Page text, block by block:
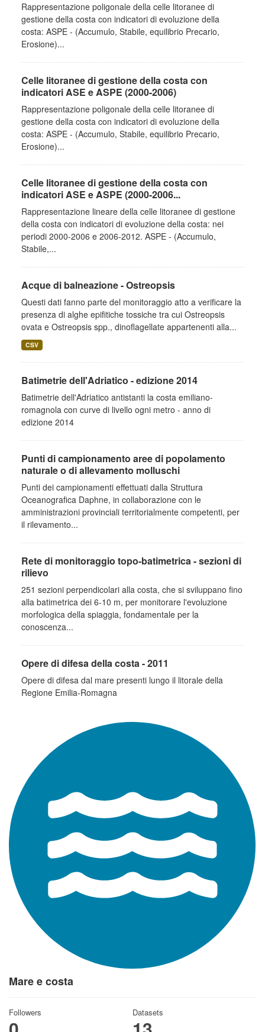
Mare e costa
Followers Datasets
Rappresentazione poligonale della celle litoranee di
gestione della costa con indicatori di evoluzione della
costa: ASPE - (Accumulo, Stabile, equilibrio Precario,
Erosione)...
Celle litoranee di gestione della costa con
indicatori ASE e ASPE (2000-2006)
Rappresentazione poligonale della celle litoranee di
gestione della costa con indicatori di evoluzione della
costa: ASPE - (Accumulo, Stabile, equilibrio Precario,
Erosione)...
Celle litoranee di gestione della costa con
indicatori ASE e ASPE (2000-2006...
Rappresentazione lineare della celle litoranee di gestione
della costa con indicatori di evoluzione della costa: nei
periodi 2000-2006 e 2006-2012. ASPE - (Accumulo,
Stabile,...
Acque di balneazione - Ostreopsis
Questi dati fanno parte del monitoraggio atto a verificare la
presenza di alghe epifitiche tossiche tra cui Ostreopsis
ovata e Ostreopsis spp., dinoflagellate appartenenti alla...
CSV
Batimetrie dell'Adriatico - edizione 2014
Batimetrie dell'Adriatico antistanti la costa emiliano-
romagnola con curve di livello ogni metro - anno di
edizione 2014
Punti di campionamento aree di popolamento
naturale o di allevamento molluschi
Punti dei campionamenti effettuati dalla Struttura
Oceanografica Daphne, in collaborazione con le
amministrazioni provinciali territorialmente competenti, per
il rilevamento...
Rete di monitoraggio topo-batimetrica - sezioni di
rilievo
251 sezioni perpendicolari alla costa, che si sviluppano fino
alla batimetrica dei 6-10 m, per monitorare l'evoluzione
morfologica della spiaggia, fondamentale per la
conoscenza...
Opere di difesa della costa - 2011
Opere di difesa dal mare presenti lungo il litorale della
Regione Emilia-Romagna